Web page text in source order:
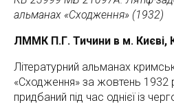
альманах «Сходження» (1932)
ЛММК П.Г. Тичини в м. Києві,
Літературний альманах
«Сходження» за жовтень 1932
придбаний під час однієї із